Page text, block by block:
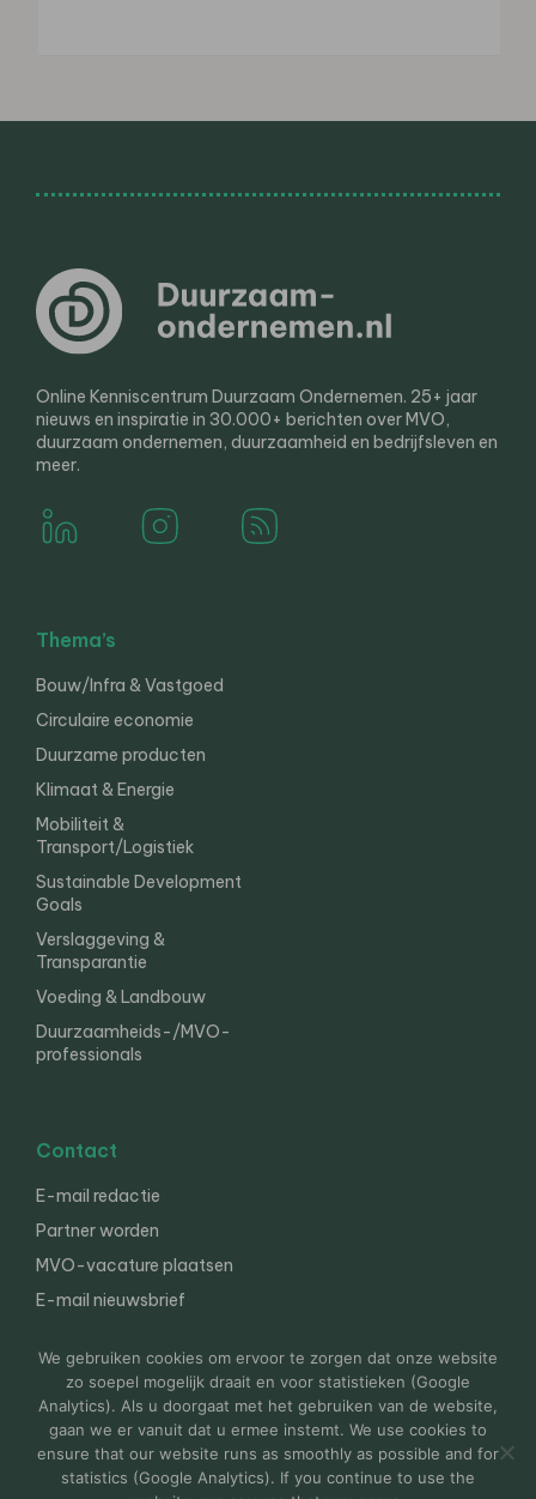
Online Kenniscentrum Duurzaam Ondernemen. 25+ jaar
nieuws en inspiratie in 30.000+ berichten over MVO,
duurzaam ondernemen, duurzaamheid en bedrijfsleven en
meer.
Thema’s
Bouw/Infra & Vastgoed
Circulaire economie
Duurzame producten
Klimaat & Energie
Mobiliteit &
Transport/Logistiek
Sustainable Development
Goals
Verslaggeving &
Transparantie
Voeding & Landbouw
Duurzaamheids-/MVO-
professionals
Contact
E-mail redactie
Partner worden
MVO-vacature plaatsen
E-mail nieuwsbrief
© 2000-2026 Van der Molen EIS Colofon
Disclaimer
Privacy
We gebruiken cookies om ervoor te zorgen dat onze website
zo soepel mogelijk draait en voor statistieken (Google
Analytics). Als u doorgaat met het gebruiken van de website,
gaan we er vanuit dat u ermee instemt. We use cookies to
ensure that our website runs as smoothly as possible and for
statistics (Google Analytics). If you continue to use the